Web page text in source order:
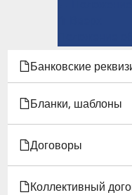
КНИГИ
ДЛЯ
ПОЛОЖЕНИЕ
ОБ
ОБУЧЕНИИ
Банковские
Бланки, шаблоны
Договоры
Коллективный